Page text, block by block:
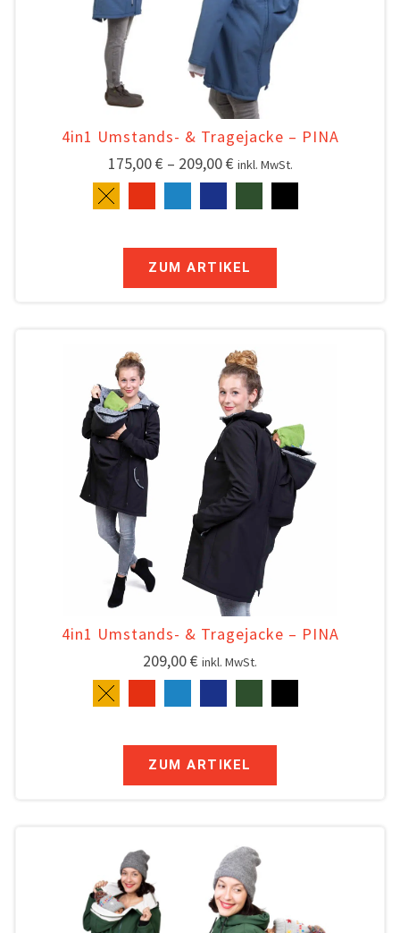
4in1 Umstands- & Tragejacke – PINA
175,00€– 209,00€ inkl. MwSt.
ZUM ARTIKEL
4in1 Umstands- & Tragejacke – PINA
209,00€ inkl. MwSt.
ZUM ARTIKEL